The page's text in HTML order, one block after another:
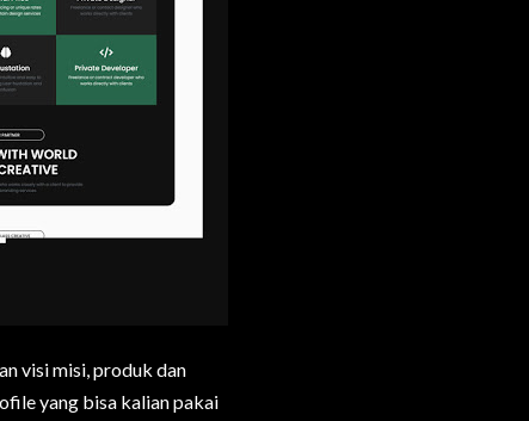
visi misi, produk dan
yang bisa kalian pakai